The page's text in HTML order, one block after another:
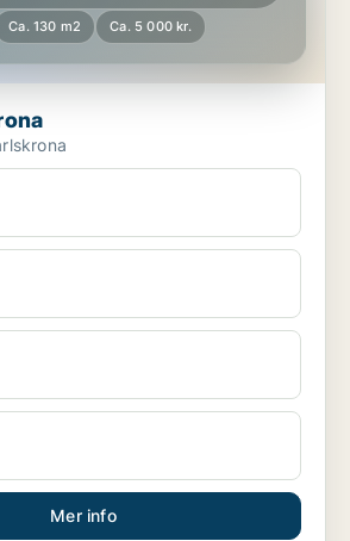
Ca. 130 m2 Ca. 5 000 kr.
Mer info